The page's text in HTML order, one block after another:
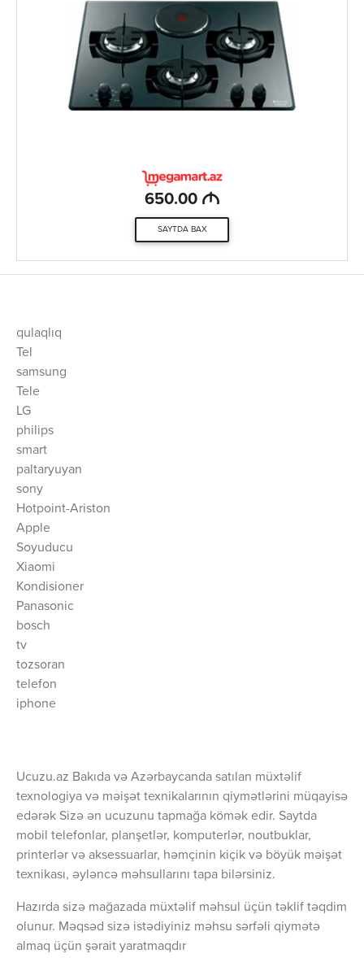
650.00 M
SAYTDA BAX
qulaqlıq
Tel
samsung
Tele
LG
philips
smart
paltaryuyan
sony
Hotpoint-Ariston
Apple
Soyuducu
Xiaomi
Kondisioner
Panasonic
bosch
tv
tozsoran
telefon
iphone
Ucuzu.az Bakıda və Azərbaycanda satılan müxtəlif
texnologiya və məişət texnikalarının qiymətlərini müqayisə
edərək Sizə ən ucuzunu tapmağa kömək edir. Saytda
mobil telefonlar, planşetlər, komputerlər, noutbuklar,
printerlər və aksessuarlar, həmçinin kiçik və böyük məişət
texnikası, əyləncə məhsullarını tapa bilərsiniz.
Hazırda sizə mağazada müxtəlif məhsul üçün təklif təqdim
olunur. Məqsəd sizə istədiyiniz məhsu sərfəli qiymətə
almaq üçün şərait yaratmaqdır